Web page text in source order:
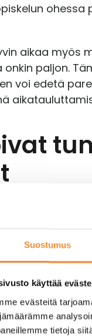
Suostumus
käyttää
evästeitä
tietoja
ohessa
aikaa myös
paljon.
voi edetä
keho
opeista
tuntui
puoli.
yksiin,
myötä ikään